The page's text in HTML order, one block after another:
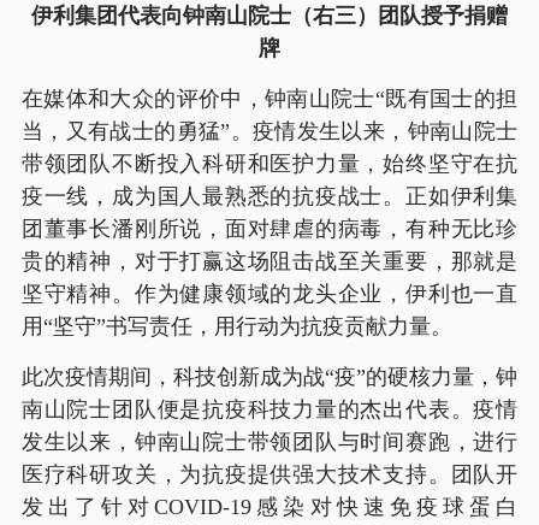
伊利集团代表向钟南山院士（右三）团队授予捐赠
牌
在媒体和大众的评价中，钟南山院士“既有国士的担
当，又有战士的勇猛”。疫情发生以来，钟南山院士
带领团队不断投入科研和医护力量，始终坚守在抗
疫一线，成为国人最熟悉的抗疫战士。正如伊利集
团董事长潘刚所说，面对肆虐的病毒，有种无比珍
贵的精神，对于打赢这场阻击战至关重要，那就是
坚守精神。作为健康领域的龙头企业，伊利也一直
用“坚守”书写责任，用行动为抗疫贡献力量。
此次疫情期间，科技创新成为战“疫”的硬核力量，钟
南山院士团队便是抗疫科技力量的杰出代表。疫情
发生以来，钟南山院士带领团队与时间赛跑，进行
医疗科研攻关，为抗疫提供强大技术支持。团队开
发出了针对COVID-19感染对快速免疫球蛋白